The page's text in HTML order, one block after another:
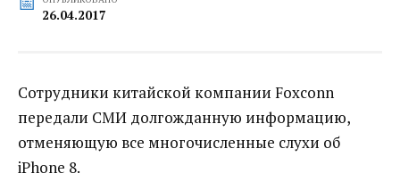
26.04.2017
Сотрудники китайской компании Foxconn
передали СМИ долгожданную информацию,
отменяющую все многочисленные слухи об
iPhone 8.